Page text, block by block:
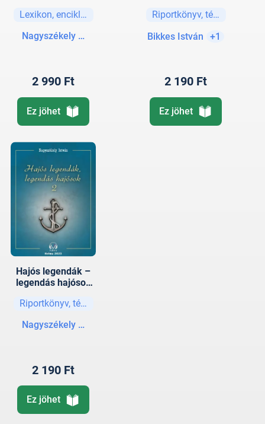
Lexikon, enciklopédia, szótár
Nagyszékely István
2 990 Ft
Ez jöhet
Riportkönyv, tényirodalom
Bikkes István
+1
2 190 Ft
Ez jöhet
Hajós legendák –
legendás hajósok
Riportkönyv, tényirodalom
Nagyszékely István
2 190 Ft
Ez jöhet